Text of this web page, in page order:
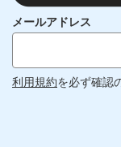
メールアドレス
利用規約を必ず確認